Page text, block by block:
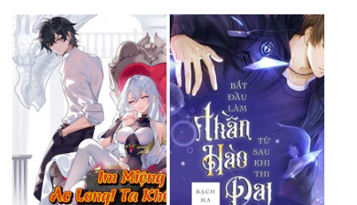
Đông Phương
Đông Phương Huyền Huyễn
Đồng Nhân
Cẩu Đạo Trường Sinh
Ngự Thú